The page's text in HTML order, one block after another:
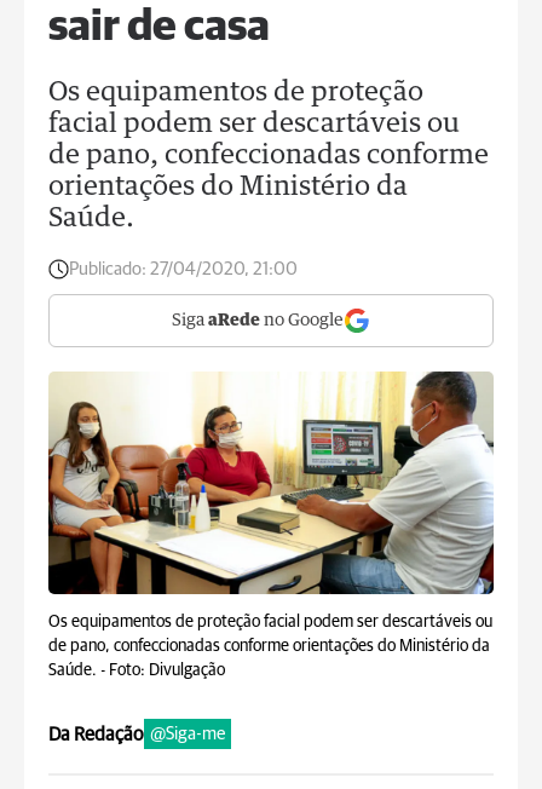
sair de casa
Os equipamentos de proteção
facial podem ser descartáveis ou
de pano, confeccionadas conforme
orientações do Ministério da
Saúde.
Publicado: 27/04/2020, 21:00
Siga aRede no Google
Os equipamentos de proteção facial podem ser descartáveis ou
de pano, confeccionadas conforme orientações do Ministério da
Saúde. - Foto: Divulgação
Da Redação @Siga-me